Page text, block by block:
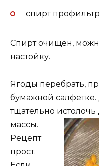
спирт
Спирт очищен,
настойку.
Ягоды перебрать,
бумажной
тщательно истолочь
массы.
Рецепт
прост.